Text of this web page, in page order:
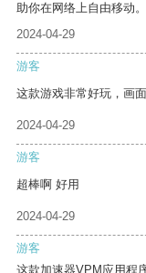
助你在网络上自由移动。
2024-04-29
游客
这款游戏非常好玩，画
2024-04-29
游客
超棒啊 好用
2024-04-29
游客
这款加速器VPM应用程